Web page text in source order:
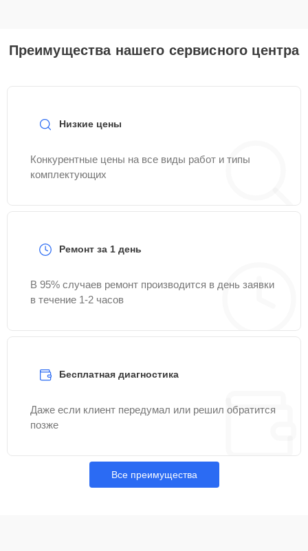
Преимущества нашего сервисного центра
Низкие цены
Конкурентные цены на все виды работ и типы
комплектующих
Ремонт за 1 день
В 95% случаев ремонт производится в день заявки
в течение 1-2 часов
Бесплатная диагностика
Даже если клиент передумал или решил обратится
позже
Все преимущества